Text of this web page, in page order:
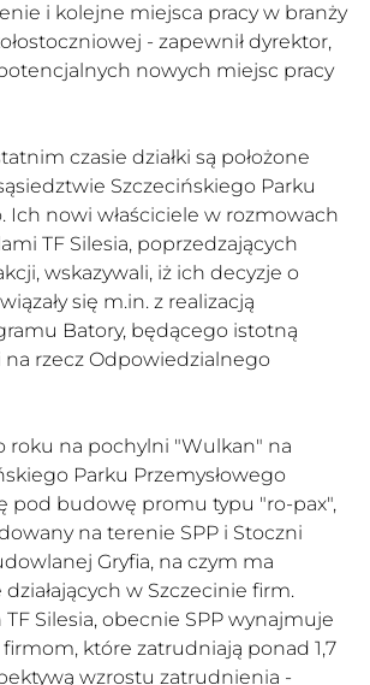
i kolejne miejsca pracy w branży
- zapewnił dyrektor,
nowych miejsc pracy
czasie działki są położone
Szczecińskiego Parku
Ich nowi właściciele w rozmowach
TF Silesia, poprzedzających
wskazywali, iż ich decyzje o
się m.in. z realizacją
Batory, będącego istotną
na rzecz Odpowiedzialnego
roku na pochylni "Wulkan" na
Parku Przemysłowego
pod budowę promu typu "ro-pax",
na terenie SPP i Stoczni
Gryfia, na czym ma
w Szczecinie firm.
Silesia, obecnie SPP wynajmuje
które zatrudniają ponad 1,7
wzrostu zatrudnienia -